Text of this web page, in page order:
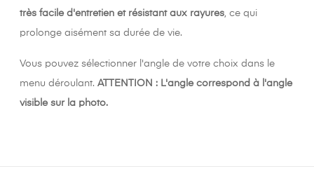
très facile d'entretien et résistant aux rayures, ce qui
prolonge aisément sa durée de vie.
Vous pouvez sélectionner l'angle de votre choix dans le
menu déroulant. ATTENTION : L'angle correspond à l'angle
visible sur la photo.